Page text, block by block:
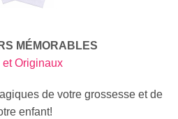
MÉMORABLES
et Originaux
de votre grossesse et de
enfant!